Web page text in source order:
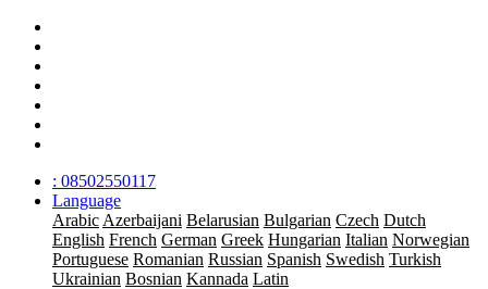
: 08502550117
Language
Arabic Azerbaijani Belarusian Bulgarian Czech Dutch
English French German Greek Hungarian Italian Norwegian
Portuguese Romanian Russian Spanish Swedish Turkish
Ukrainian Bosnian Kannada Latin